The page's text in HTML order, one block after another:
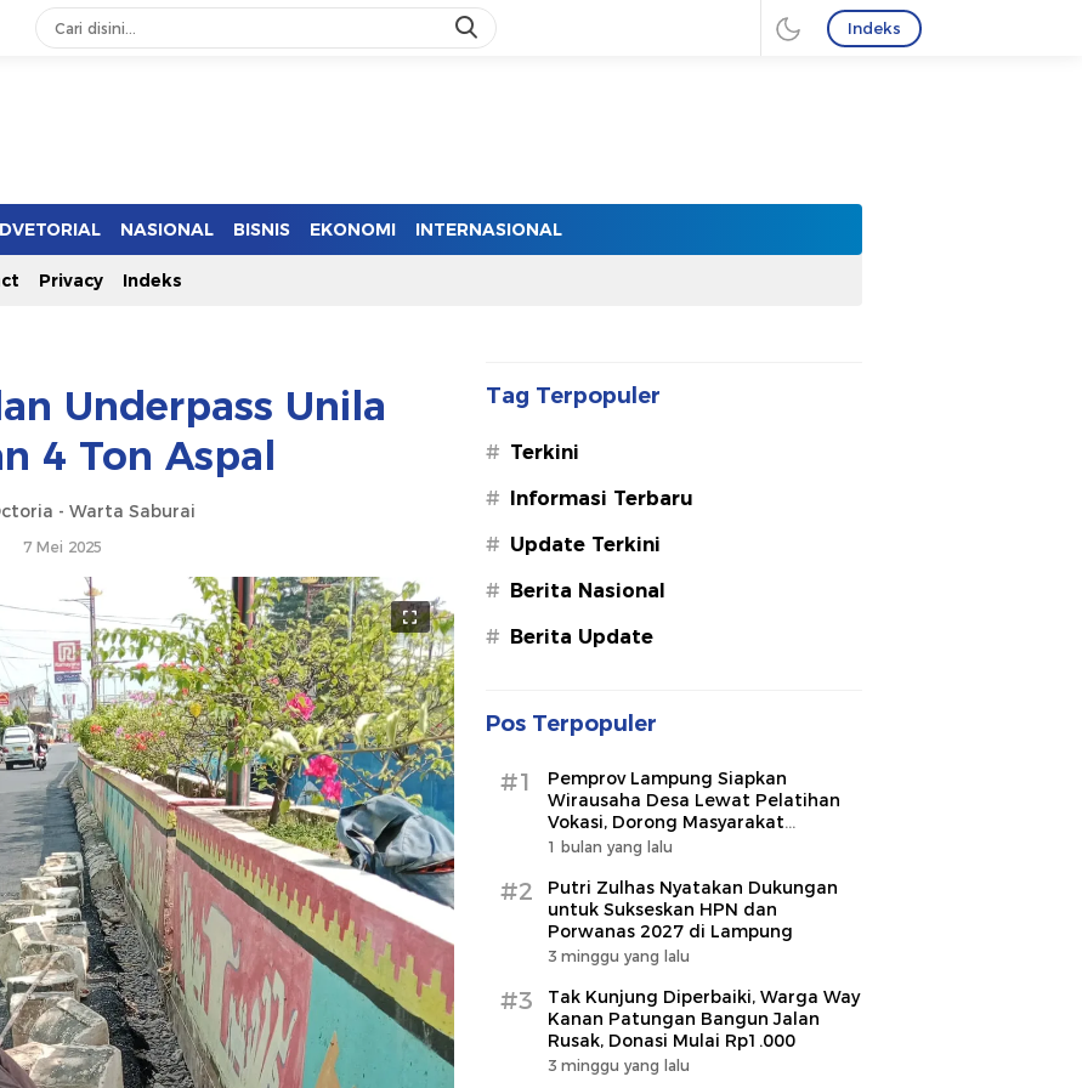
Indeks
NASIONAL BISNIS EKONOMI INTERNASIONAL
Privacy Indeks
Underpass Unila
4 Ton Aspal
- Warta Saburai
7 Mei 2025
Tag Terpopuler
# Terkini
# Informasi Terbaru
# Update Terkini
# Berita Nasional
# Berita Update
Pos Terpopuler
#1
Pemprov Lampung Siapkan
Wirausaha Desa Lewat Pelatihan
Vokasi, Dorong Masyarakat
Ciptakan Lapangan Kerja
1 bulan yang lalu
#2
Putri Zulhas Nyatakan Dukungan
untuk Sukseskan HPN dan
Porwanas 2027 di Lampung
3 minggu yang lalu
#3
Tak Kunjung Diperbaiki, Warga Way
Kanan Patungan Bangun Jalan
Rusak, Donasi Mulai Rp1.000
3 minggu yang lalu